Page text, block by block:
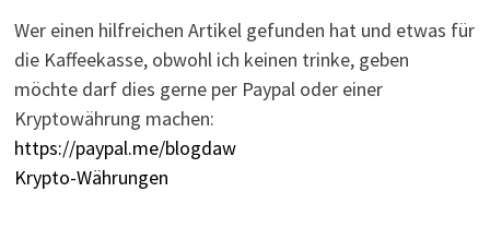
Wer einen hilfreichen Artikel gefunden hat und etwas für
die Kaffeekasse, obwohl ich keinen trinke, geben
möchte darf dies gerne per Paypal oder einer
Kryptowährung machen:
https://paypal.me/blogdaw
Krypto-Währungen